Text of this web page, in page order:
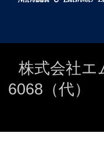
株式会社
6068（代）